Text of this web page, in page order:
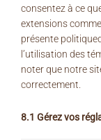
consentez à ce
extensions
présente
l’utilisation des
noter que notre
correctement.
8.1 Gérez vos